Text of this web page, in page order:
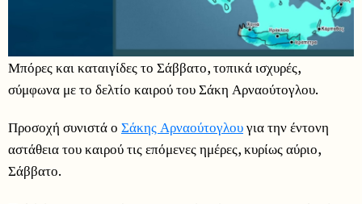
Μπόρες και καταιγίδες το Σάββατο, τοπικά ισχυρές,
σύμφωνα με το δελτίο καιρού του Σάκη Αρναούτογλου.
Προσοχή συνιστά ο Σάκης Αρναούτογλουγια την έντονη
αστάθεια του καιρού τις επόμενες ημέρες, κυρίως αύριο,
Σάββατο.